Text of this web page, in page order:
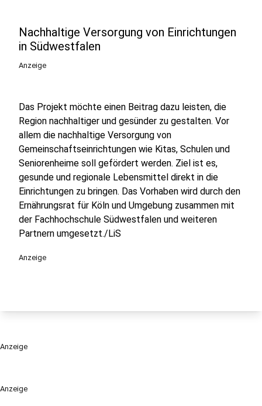
Anzeige
Nachhaltige Versorgung von Einrichtungen
in Südwestfalen
Anzeige
Das Projekt möchte einen Beitrag dazu leisten, die
Region nachhaltiger und gesünder zu gestalten. Vor
allem die nachhaltige Versorgung von
Gemeinschaftseinrichtungen wie Kitas, Schulen und
Seniorenheime soll gefördert werden. Ziel ist es,
gesunde und regionale Lebensmittel direkt in die
Einrichtungen zu bringen. Das Vorhaben wird durch den
Ernährungsrat für Köln und Umgebung zusammen mit
der Fachhochschule Südwestfalen und weiteren
Partnern umgesetzt./LiS
Anzeige
Anzeige